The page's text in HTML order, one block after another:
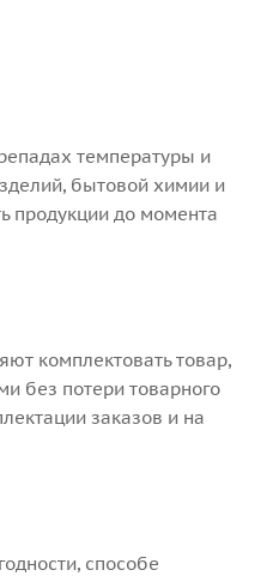
температуры и
бытовой химии и
продукции до момента
комплектовать товар,
без потери товарного
заказов и на
способе